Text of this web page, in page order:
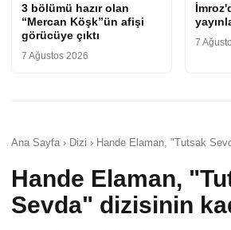
3 bölümü hazır olan
“Mercan Köşk”ün afişi
görücüye çıktı
7 Ağustos 2026
7
Ana Sayfa › Dizi › Hande Elaman, "Tutsak
Hande Elaman,
Sevda" dizisinin